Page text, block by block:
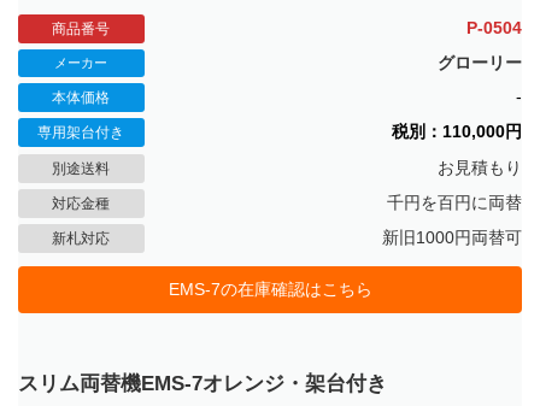
商品番号 P-0504
メーカー グローリー
本体価格 -
専用架台付き 税別：110,000円
別途送料 お見積もり
対応金種 千円を百円に両替
新札対応 新旧1000円両替可
EMS-7の在庫確認はこちら
スリム両替機EMS-7オレンジ・架台付き